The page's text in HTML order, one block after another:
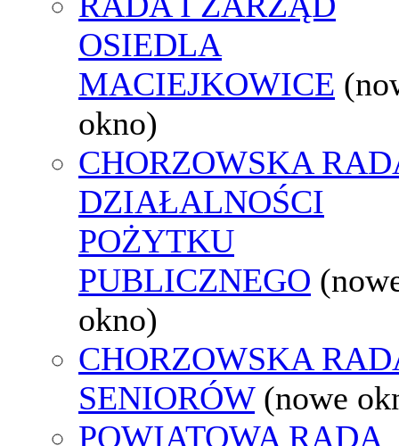
OSIEDLA
MACIEJKOWICE
okno)
CHORZOWSKA
DZIAŁALNOŚCI
POŻYTKU
PUBLICZNEGO
okno)
CHORZOWSKA
SENIORÓW (nowe
POWIATOWA RADA